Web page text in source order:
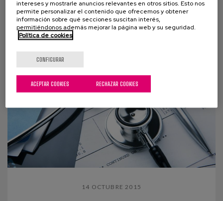
Instituto Gerontológico. Elena del Barrio
(Investigadora) y Mayte Sancho (Directora...
14 OCTUBRE 2015
intereses y mostrarle anuncios relevantes en otros sitios. Esto nos
permite personalizar el contenido que ofrecemos y obtener
información sobre qué secciones suscitan interés,
permitiéndonos además mejorar la página web y su seguridad.
Política de cookies
CONFIGURAR
RECHAZAR COOKIES
ACEPTAR COOKIES